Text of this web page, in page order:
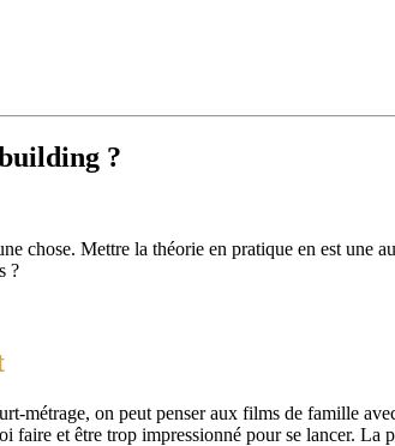
?
chose. Mettre la théorie en pratique en est
?
métrage, on peut penser aux films de famille
faire et être trop impressionné pour se lancer. La